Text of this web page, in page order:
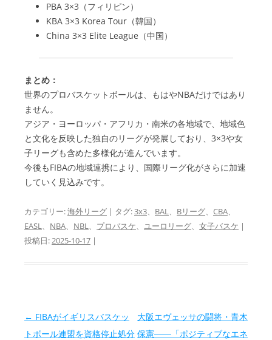
PBA 3×3（フィリピン）
KBA 3×3 Korea Tour（韓国）
China 3×3 Elite League（中国）
まとめ：
世界のプロバスケットボールは、もはやNBAだけではあり
ません。
アジア・ヨーロッパ・アフリカ・南米の各地域で、地域色
と文化を反映した独自のリーグが発展しており、3×3や女
子リーグも含めた多様化が進んでいます。
今後もFIBAの地域連携により、国際リーグ化がさらに加速
していく見込みです。
カテゴリー:海外リーグ | タグ:3x3、 BAL、 Bリーグ、 CBA、
EASL、 NBA、 NBL、 プロバスケ、 ユーロリーグ、 女子バスケ |
投稿日:2025-10-17 |
投稿ナビゲーション
← FIBAがイギリスバスケッ
トボール連盟を資格停止処分
大阪エヴェッサの闘将・青木
保憲――「ポジティブなエネ